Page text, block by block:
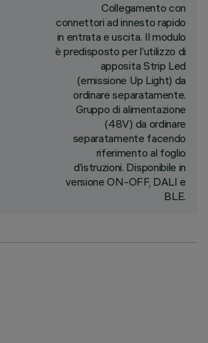
Collegamento con
connettori ad innesto rapido
in entrata e uscita. Il modulo
è predisposto per l’utilizzo di
apposita Strip Led
(emissione Up Light) da
ordinare separatamente.
Gruppo di alimentazione
(48V) da ordinare
separatamente facendo
riferimento al foglio
d’istruzioni. Disponibile in
versione ON-OFF, DALI e
BLE.